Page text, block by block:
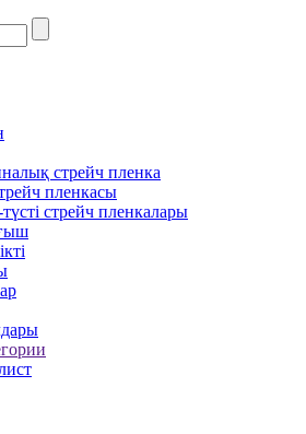
стрейч пленка
пленкасы
стрейч пленкалары